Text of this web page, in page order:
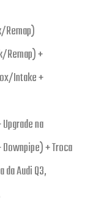
Remap)
Remap) +
Intake +
na
+ Troca
Audi Q3,